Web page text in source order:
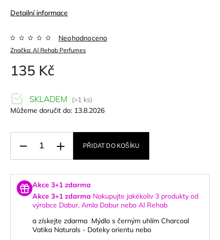
Detailní informace
Značka: Al Rehab Perfumes
Neohodnoceno
135 Kč
SKLADEM
(>1 ks)
Můžeme doručit do: 13.8.2026
PŘIDAT DO KOŠÍKU
Akce 3+1 zdarma
Akce 3+1 zdarma Nakupujte jakékoliv 3 produkty od
výrobce Dabur, Amla Dabur nebo Al Rehab
a získejte zdarma Mýdlo s černým uhlím Charcoal
Vatika Naturals - Doteky orientu nebo